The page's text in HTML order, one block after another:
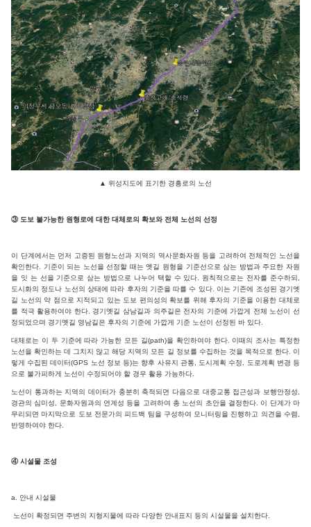
▲ 위성지도에 표기한 경흥로의 노선
③ 도보 불가능한 원형로에 대한 대체로의 확보와 전체 노선의 선정
이 단계에서는 먼저 고증된 원형노선과 지역의 역사문화자원 등을 고려하여 전체적인 노선을
확인한다. 기준이 되는 노선을 선정할 때는 옛길 원형을 기준선으로 삼는 방법과 주요한 자원
을 잇 는 선을 기준으로 삼는 방법으로 나누어 택할 수 있다. 원칙적으로는 전자를 준수하되,
도시화의 정도나 노선의 상태에 따라 후자의 기준을 따를 수 있다. 이는 기존에 조성된 경기옛
길 노선의 약 점으로 지적되고 있는 도보 편의성의 확보를 위해 후자의 기준을 이용한 대체로
를 적극 활용하여야 한다. 경기옛길 삼남길과 의주길은 전자의 기준에 가깝게 전체 노선이 선
정되었으며 경기옛길 영남길은 후자의 기준에 가깝게 기준 노선이 선정된 바 있다.
대체로는 이 두 기준에 따라 가능한 모든 길(path)을 확인하여야 한다. 이때의 조사는 특정한
노선을 확인하는 데 그치지 않고 해당 지역의 모든 길 정보를 수집하는 것을 목적으로 한다. 이
렇게 수집된 데이터(GPS 노선 정보 등)는 향후 사유지 관통, 도시계획 수정, 도로계획 변경 등
으로 불가피하게 노선이 수정되어야 할 경우 활용 가능하다.
노선이 통과하는 지역의 데이터가 충분히 축적되면 다음으로 대중교통 접근성과 보행안정성,
경관의 심미성, 문화자원과의 연계성 등을 고려하여 총 노선의 초안을 결정한다. 이 단계가 마
무리되면 마지막으로 도보 전문가의 피드백 팀을 구성하여 모니터링을 진행하고 의견을 수렴,
반영하여야 한다.
④ 시설물 조성
a. 안내 시설물
노선이 확정되면 주변의 지형지물에 따라 다양한 안내표지 등의 시설물을 설치한다.